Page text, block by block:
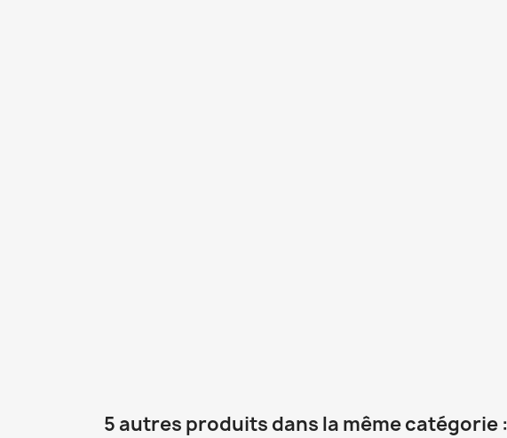
5 autres produits dans la même catégorie :